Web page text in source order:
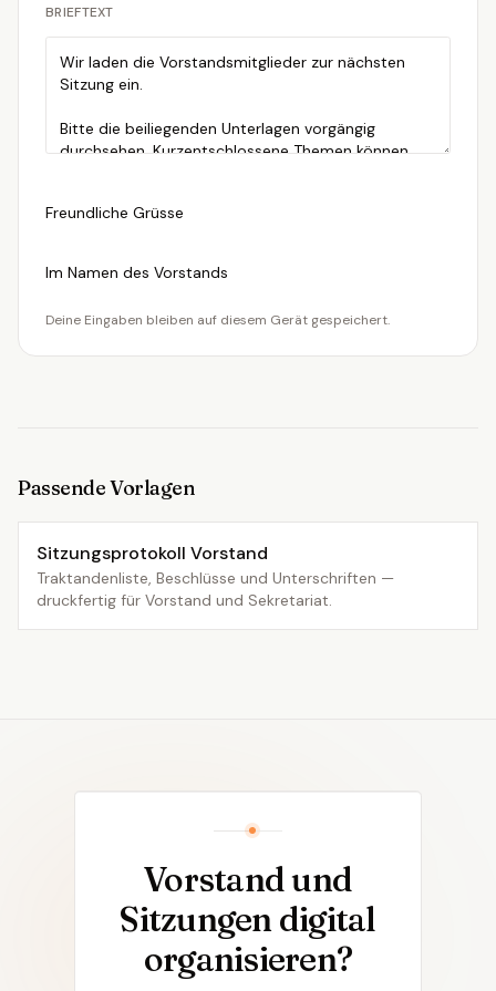
BRIEFTEXT
Freundliche Grüsse
Im Namen des Vorstands
Deine Eingaben bleiben auf diesem Gerät gespeichert.
Passende Vorlagen
Sitzungsprotokoll Vorstand
Traktandenliste, Beschlüsse und Unterschriften —
druckfertig für Vorstand und Sekretariat.
Vorstand und
Sitzungen digital
organisieren?